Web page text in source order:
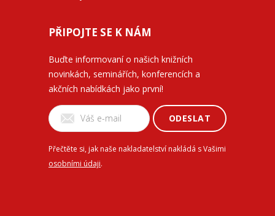
PŘIPOJTE SE K NÁM
Buďte informovaní o našich knižních
novinkách, seminářích, konferencích a
akčních nabídkách jako první!
ODESLAT
Přečtěte si, jak naše nakladatelství nakládá s Vašimi
osobními údaji.